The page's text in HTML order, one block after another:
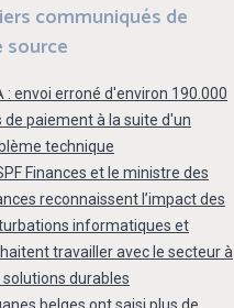
communiqués de
: envoi erroné d'environ 190.000
de paiement à la suite d'un
technique
Finances et le ministre des
reconnaissent l’impact des
informatiques et
travailler avec le secteur à
solutions durables